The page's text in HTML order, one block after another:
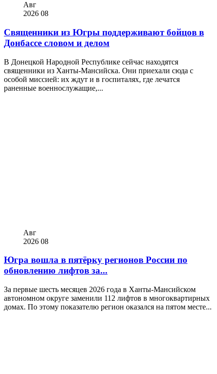
Авг
2026 08
Священники из Югры поддерживают бойцов в
Донбассе словом и делом
В Донецкой Народной Республике сейчас находятся
священники из Ханты-Мансийска. Они приехали сюда с
особой миссией: их ждут и в госпиталях, где лечатся
раненные военнослужащие,...
Авг
2026 08
Югра вошла в пятёрку регионов России по
обновлению лифтов за...
За первые шесть месяцев 2026 года в Ханты-Мансийском
автономном округе заменили 112 лифтов в многоквартирных
домах. По этому показателю регион оказался на пятом месте...